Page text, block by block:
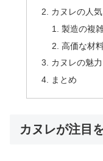
カヌレの人
製造の複
高価な材
カヌレの魅
まとめ
カヌレが注目